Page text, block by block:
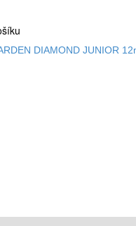
DIAMOND JUNIOR